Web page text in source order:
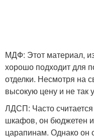
МДФ: Этот материал,
хорошо подходит для
отделки. Несмотря на
высокую цену и не так
ЛДСП: Часто
шкафов, он бюджетен
царапинам. Однако он